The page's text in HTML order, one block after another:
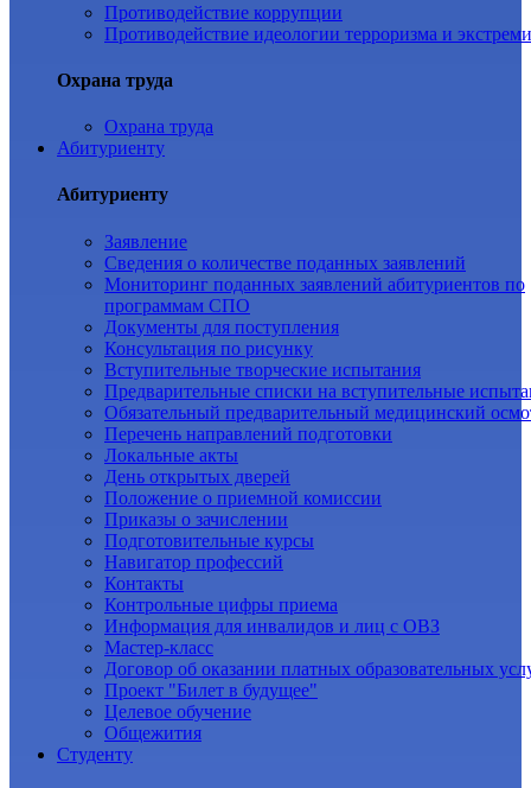
Противодействие коррупции
Противодействие идеологии терроризма и
Охрана труда
Охрана труда
Абитуриенту
Абитуриенту
Заявление
Cведения о количестве поданных заявлений
Мониторинг поданных заявлений абитуриентов по
программам СПО
Документы для поступления
Консультация по рисунку
Вступительные творческие испытания
Предварительные списки на вступительные
Обязательный предварительный медицинский
Перечень направлений подготовки
Локальные акты
День открытых дверей
Положение о приемной комиссии
Приказы о зачислении
Подготовительные курсы
Навигатор профессий
Контакты
Контрольные цифры приема
Информация для инвалидов и лиц с ОВЗ
Мастер-класс
Договор об оказании платных образовательных
Проект "Билет в будущее"
Целевое обучение
Общежития
Студенту